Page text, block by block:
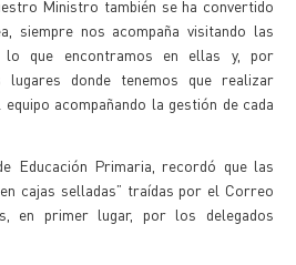
Ministro también se ha convertido
siempre nos acompaña visitando las
lo que encontramos en ellas y, por
lugares donde tenemos que realizar
acompañando la gestión de cada
Educación Primaria, recordó que las
cajas selladas” traídas por el Correo
en primer lugar, por los delegados